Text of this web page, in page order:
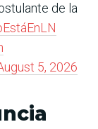
de la
5, 2026